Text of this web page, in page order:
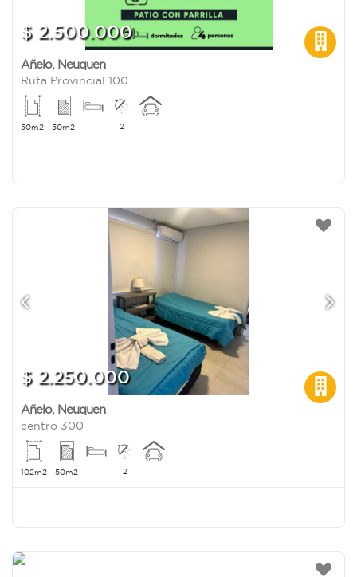
$ 2.500.000
Añelo, Neuquen
Ruta Provincial 100
50m2 50m2 2
$ 2.250.000
Añelo, Neuquen
centro 300
102m2 50m2 2